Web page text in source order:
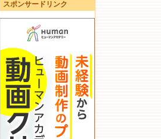
スポンサードリンク